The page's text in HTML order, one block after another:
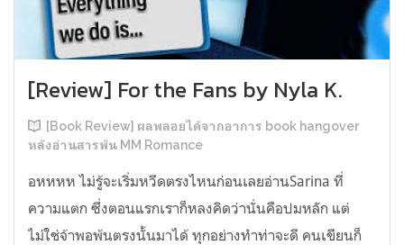
[Review] For the Fans by Nyla K.
[Book Review] ผลพลอยได้จากอาการ book hangover
หลังอ่านสารพัน MM Romance
อหหหห ไม่รู้จะเริ่มหวีดตรงไหนก่อนเลยอ่านSarina ที่
ความแตก ซึ่งตอนแรกเราก็หลงคิดว่านั่นคือปมหลัก แต่
ไม่ใช่จ้าพอพ้นตรงนั้นมาได้ ทุกอย่างทำท่าจะดี คนเขียนก็